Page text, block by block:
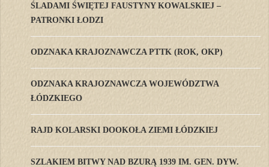
ŚLADAMI ŚWIĘTEJ FAUSTYNY KOWALSKIEJ –
PATRONKI ŁODZI
ODZNAKA KRAJOZNAWCZA PTTK (ROK, OKP)
ODZNAKA KRAJOZNAWCZA WOJEWÓDZTWA
ŁÓDZKIEGO
RAJD KOLARSKI DOOKOŁA ZIEMI ŁÓDZKIEJ
SZLAKIEM BITWY NAD BZURĄ 1939 IM. GEN. DYW.